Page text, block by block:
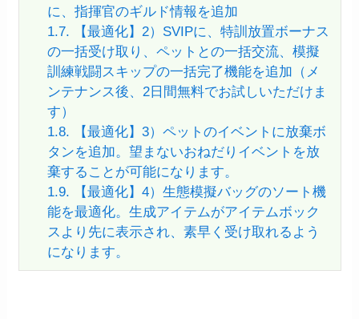
に、指揮官のギルド情報を追加
1.7. 【最適化】2）SVIPに、特訓放置ボーナス
の一括受け取り、ペットとの一括交流、模擬
訓練戦闘スキップの一括完了機能を追加（メ
ンテナンス後、2日間無料でお試しいただけま
す）
1.8. 【最適化】3）ペットのイベントに放棄ボ
タンを追加。望まないおねだりイベントを放
棄することが可能になります。
1.9. 【最適化】4）生態模擬バッグのソート機
能を最適化。生成アイテムがアイテムボック
スより先に表示され、素早く受け取れるよう
になります。